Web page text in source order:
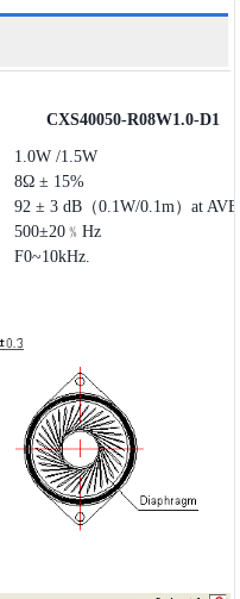
CXS40050-R08W1.0-D1
1.0W /1.5W
8Ω ± 15%
92 ± 3 dB（0.1W/0.1m）at
500±20﹪Hz
F0~10kHz.